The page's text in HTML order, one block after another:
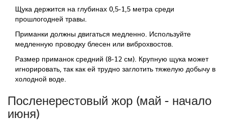
Щука держится на глубинах 0,5-1,5 метра среди
прошлогодней травы.
Приманки должны двигаться медленно. Используйте
медленную проводку блесен или виброхвостов.
Размер приманок средний (8-12 см). Крупную щука может
игнорировать, так как ей трудно заглотить тяжелую добычу в
холодной воде.
Посленерестовый жор (май - начало
июня)